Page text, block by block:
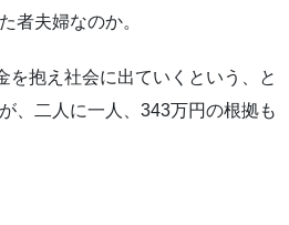
者夫婦なのか。
抱え社会に出ていくという、と
、二人に一人、343万円の根拠も